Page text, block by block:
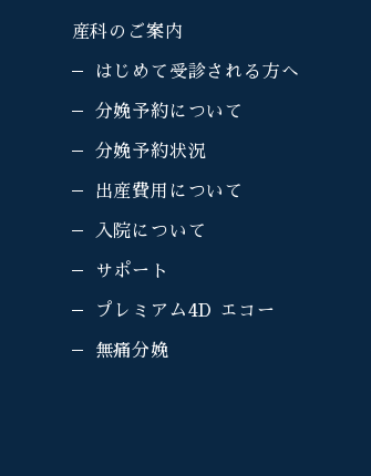
産科のご案内
はじめて受診される方へ
分娩予約について
分娩予約状況
出産費用について
入院について
サポート
プレミアム4D エコー
無痛分娩